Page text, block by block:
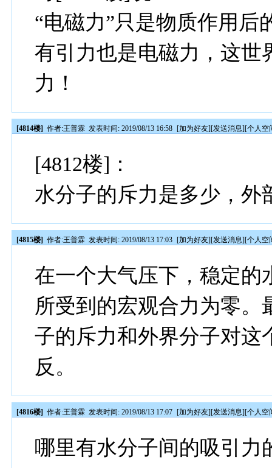
“电磁力”只是物质作用后
有引力也是电磁力，这世
力！
[4814楼] 作者:王普霖 发表时间: 2019/08/13 16:58 [加为好友][发送消息][个人空
[4812楼]：
水分子的斥力是多少，外
[4815楼] 作者:王普霖 发表时间: 2019/08/13 17:03 [加为好友][发送消息][个人空
在一个大气压下，稳定的
所受到的宏观合力为零
子的斥力和外界分子对这
反。
[4816楼] 作者:王普霖 发表时间: 2019/08/13 17:07 [加为好友][发送消息][个人空
哪里有水分子间的吸引力